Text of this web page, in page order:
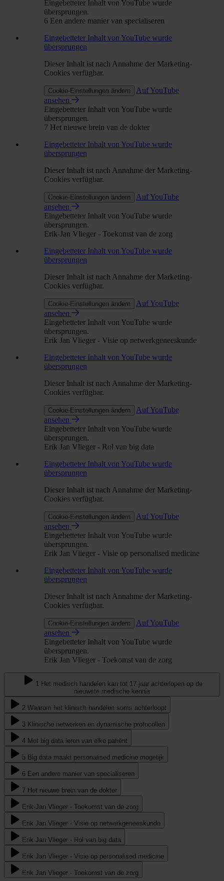
Eingebetteter Inhalt von YouTube wurde
übersprungen.
6 Een andere manier van specialiseren
Eingebetteter Inhalt von YouTube wurde
übersprungen
Dieser Inhalt ist nach Annahme der Marketing-
Cookies verfügbar.
Cookie-Einstellungen ändern
Auf YouTube
ansehen
Eingebetteter Inhalt von YouTube wurde
übersprungen.
7 Het nieuwe brein van de dokter
Eingebetteter Inhalt von YouTube wurde
übersprungen
Dieser Inhalt ist nach Annahme der Marketing-
Cookies verfügbar.
Cookie-Einstellungen ändern
Auf YouTube
ansehen
Eingebetteter Inhalt von YouTube wurde
übersprungen.
Erik-Jan Vlieger - Toekomst van de zorg
Eingebetteter Inhalt von YouTube wurde
übersprungen
Dieser Inhalt ist nach Annahme der Marketing-
Cookies verfügbar.
Cookie-Einstellungen ändern
Auf YouTube
ansehen
Eingebetteter Inhalt von YouTube wurde
übersprungen.
Erik Jan Vlieger - Visie op netwerkgeneeskunde
Eingebetteter Inhalt von YouTube wurde
übersprungen
Dieser Inhalt ist nach Annahme der Marketing-
Cookies verfügbar.
Cookie-Einstellungen ändern
Auf YouTube
ansehen
Eingebetteter Inhalt von YouTube wurde
übersprungen.
Erik Jan Vlieger - Rol van big data
Eingebetteter Inhalt von YouTube wurde
übersprungen
Dieser Inhalt ist nach Annahme der Marketing-
Cookies verfügbar.
Cookie-Einstellungen ändern
Auf YouTube
ansehen
Eingebetteter Inhalt von YouTube wurde
übersprungen.
Erik Jan Vlieger - Visie op personalised medicine
Eingebetteter Inhalt von YouTube wurde
übersprungen
Dieser Inhalt ist nach Annahme der Marketing-
Cookies verfügbar.
Cookie-Einstellungen ändern
Auf YouTube
ansehen
Eingebetteter Inhalt von YouTube wurde
übersprungen.
Erik Jan Vlieger - Toekomst van de zorg
1 Het medisch handelen kan tot 17 jaar achterlopen op de
nieuwste medische kennis
2 Waarom het klinisch handelen soms achterloopt
3 Klinische netwerken en dynamische protocollen
4 Met big data leren van elke patiënt
5 Big data maakt personalised medicine mogelijk
6 Een andere manier van specialiseren
7 Het nieuwe brein van de dokter
Erik-Jan Vlieger - Toekomst van de zorg
Erik Jan Vlieger - Visie op netwerkgeneeskunde
Erik Jan Vlieger - Rol van big data
Erik Jan Vlieger - Visie op personalised medicine
Erik Jan Vlieger - Toekomst van de zorg